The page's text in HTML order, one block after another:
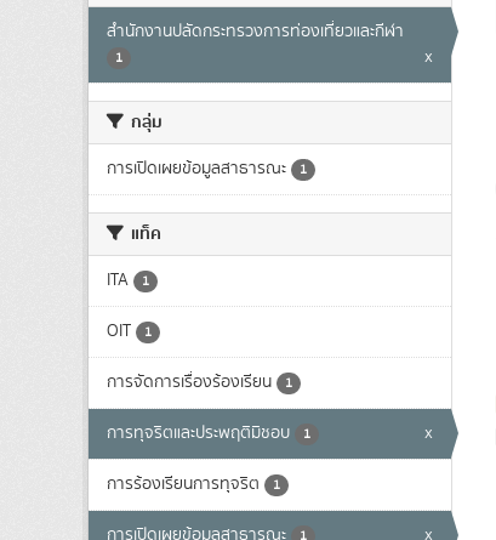
สำนักงานปลัดกระทรวงการท่องเที่ยวและกีฬา
1 x
กลุ่ม
การเปิดเผยข้อมูลสาธารณะ 1
แท็ค
ITA 1
OIT 1
การจัดการเรื่องร้องเรียน 1
การทุจริตและประพฤติมิชอบ 1 x
การร้องเรียนการทุจริต 1
การเปิดเผยข้อมูลสาธารณะ x